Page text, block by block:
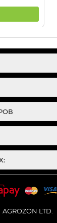
AGROZON LTD.